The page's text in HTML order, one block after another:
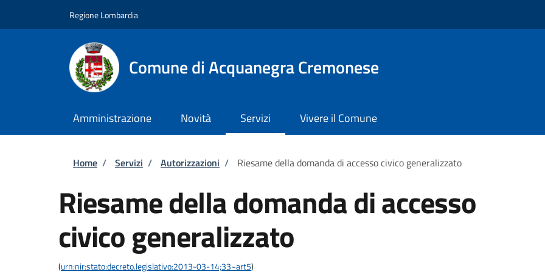
Regione Lombardia
Comune di Acquanegra Cremonese
Amministrazione Novità Servizi Vivere il Comune
Briciole di pane
Home / Servizi / Autorizzazioni / Riesame della domanda di accesso civico generalizzato
Riesame della domanda di accesso
civico generalizzato
(urn:nir:stato:decreto.legislativo:2013-03-14;33~art5)